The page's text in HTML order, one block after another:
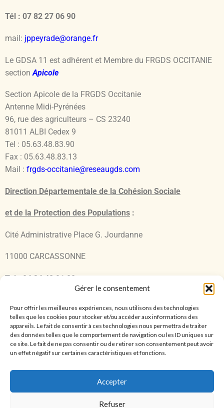
Gérer le consentement
Pour offrir les meilleures expériences, nous utilisons des technologies
telles que les cookies pour stocker et/ou accéder aux informations des
appareils. Le fait de consentir à ces technologies nous permettra de traiter
des données telles que le comportement de navigation ou les ID uniques sur
ce site. Le fait de ne pas consentir ou de retirer son consentement peut avoir
un effet négatif sur certaines caractéristiques et fonctions.
Accepter
Refuser
Tél : 07 82 27 06 90
mail: jppeyrade@orange.fr
Le GDSA 11 est adhérent et Membre du FRGDS OCCITANIE
section Apicole
Section Apicole de la FRGDS Occitanie
Antenne Midi-Pyrénées
96, rue des agriculteurs – CS 23240
81011 ALBI Cedex 9
Tel : 05.63.48.83.90
Fax : 05.63.48.83.13
Mail : frgds-occitanie@reseaugds.com
Direction Départementale de la Cohésion Sociale
et de la Protection des Populations :
Cité Administrative Place G. Jourdanne
11000 CARCASSONNE
Tel : 04 34 42 91 00
Allée Raymond Courrière 11000 CARCASSONNE
Tel : 04 68 11 67 54 fax:04 68116758